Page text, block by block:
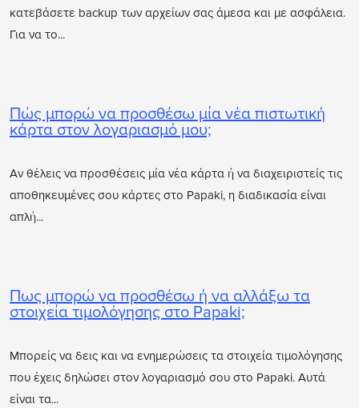
κατεβάσετε backup των αρχείων σας άμεσα και με ασφάλεια.
Για να το...
Πώς μπορώ να προσθέσω μία νέα πιστωτική
κάρτα στον λογαριασμό μου;
Αν θέλεις να προσθέσεις μία νέα κάρτα ή να διαχειριστείς τις
αποθηκευμένες σου κάρτες στο Papaki, η διαδικασία είναι
απλή...
Πως μπορώ να προσθέσω ή να αλλάξω τα
στοιχεία τιμολόγησης στο Papaki;
Μπορείς να δεις και να ενημερώσεις τα στοιχεία τιμολόγησης
που έχεις δηλώσει στον λογαριασμό σου στο Papaki. Αυτά
είναι τα...